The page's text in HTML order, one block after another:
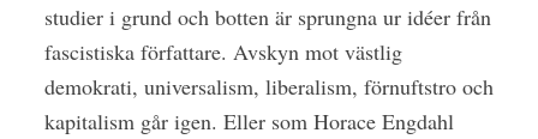
studier i grund och botten är sprungna ur idéer från
fascistiska författare. Avskyn mot västlig
demokrati, universalism, liberalism, förnuftstro och
kapitalism går igen. Eller som Horace Engdahl